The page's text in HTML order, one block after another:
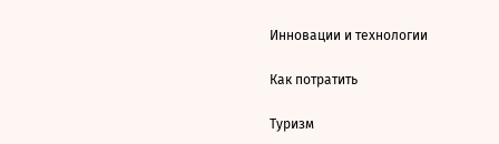
Инновации и технологии
Как потратить
Туризм